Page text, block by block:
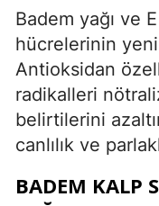
Badem yağı ve
hücrelerinin
Antioksidan
radikalleri
belirtilerini
canlılık ve
BADEM KALP